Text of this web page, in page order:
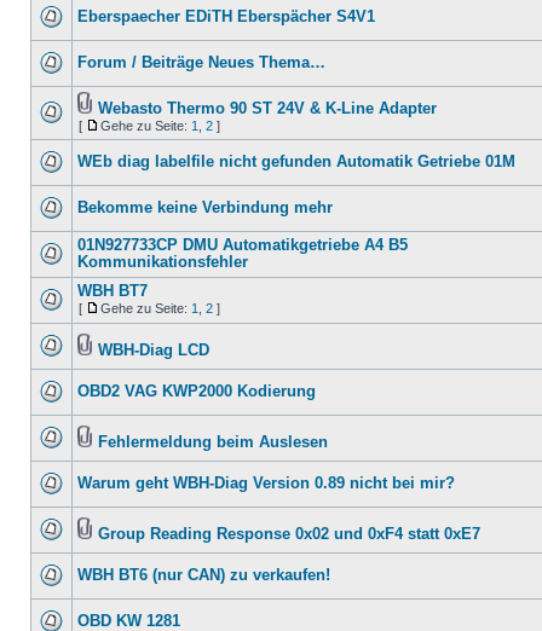
Eberspaecher EDiTH Eberspächer S4V1
Forum / Beiträge Neues Thema…
Webasto Thermo 90 ST 24V & K-Line Adapter
[ Gehe zu Seite: 1 2 ]
WEb diag labelfile nicht gefunden Automatik Getriebe 01M
Bekomme keine Verbindung mehr
01N927733CP DMU Automatikgetriebe A4 B5
Kommunikationsfehler
WBH BT7
[ Gehe zu Seite: 1 2 ]
WBH-Diag LCD
OBD2 VAG KWP2000 Kodierung
Fehlermeldung beim Auslesen
Warum geht WBH-Diag Version 0.89 nicht bei mir?
Group Reading Response 0x02 und 0xF4 statt 0xE7
WBH BT6 (nur CAN) zu verkaufen!
OBD KW 1281